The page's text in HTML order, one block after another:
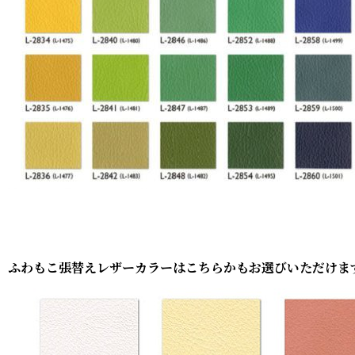
ふわもこ張替えレザーカラーはこちらかもお選びいただけま